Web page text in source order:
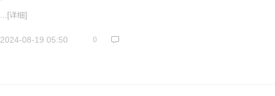
... [详细]
2024-08-19 05:50 0